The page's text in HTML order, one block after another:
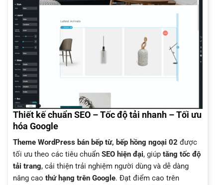
Thiết kế chuẩn SEO – Tốc độ tải nhanh – Tối ưu
hóa Google
Theme WordPress bán bếp từ, bếp hồng ngoại 02 được
tối ưu theo các tiêu chuẩn SEO hiện đại, giúp tăng tốc độ
tải trang, cải thiện trải nghiệm người dùng và dễ dàng
nâng cao thứ hạng trên Google. Đạt điểm cao trên